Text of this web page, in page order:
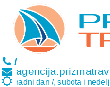
/
radni dan /, subota i